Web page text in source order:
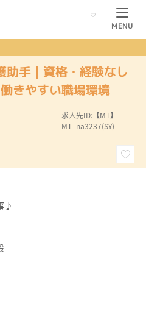
MENU
手｜資格・経験なし
きやすい職場環境
求人先ID:【MT】
MT_na3237(SY)
♪